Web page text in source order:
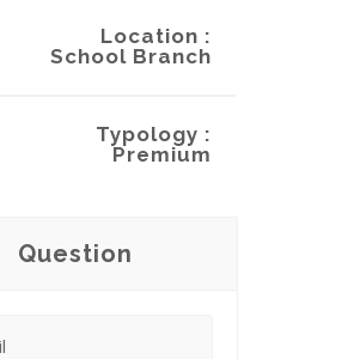
Location :
School Branch
Typology :
Premium
Question